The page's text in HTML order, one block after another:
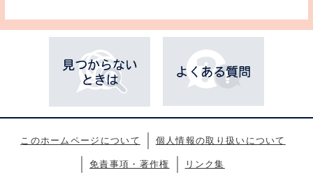
このホームページについて 個人情報の取り扱いについて
免責事項・著作権 リンク集